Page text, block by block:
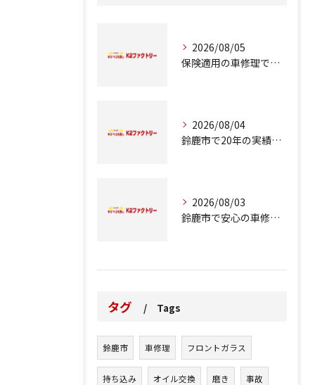
2026/08/05
保険適用の車修理で知っておくべきポイント
2026/08/04
鈴鹿市で20年の実績が語る車修理のこだわり
2026/08/03
鈴鹿市で安心の車修理と整備の重要ポイント
タグ Tags
鈴鹿市 車修理 フロントガラス
持ち込み オイル交換 磨き 事故